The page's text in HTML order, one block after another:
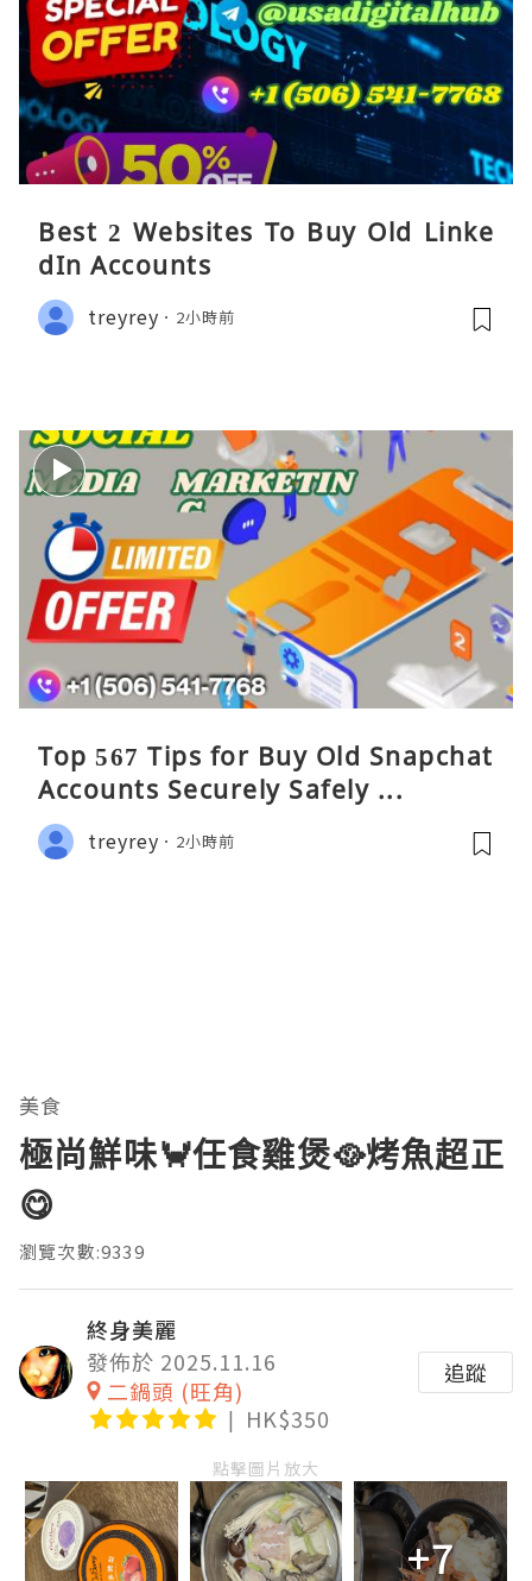
Best 2 Websites To Buy Old Linke
dIn Accounts
treyrey 2小時前
Top 567 Tips for Buy Old Snapchat
Accounts Securely Safely ...
treyrey 2小時前
美食
極尚鮮味🦀任食雞煲🥘烤魚超正
😋
瀏覽次數:9339
終身美麗
發佈於 2025.11.16
二鍋頭 (旺角)
HK$350
追蹤
點擊圖片放大
+7